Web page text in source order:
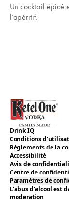
Un cocktail épicé
l’apéritif.
Drink IQ
Conditions
Règlements de la
Accessibilité
Avis de
Centre de
Paramètres de
L’abus d’alcool est
moderation